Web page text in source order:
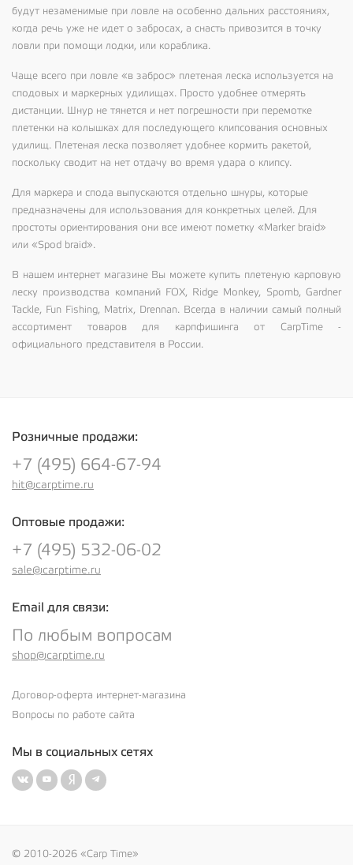
будут незаменимые при ловле на особенно дальних расстояниях,
когда речь уже не идет о забросах, а снасть привозится в точку
ловли при помощи лодки, или кораблика.
Чаще всего при ловле «в заброс» плетеная леска используется на
сподовых и маркерных удилищах. Просто удобнее отмерять
дистанции. Шнур не тянется и нет погрешности при перемотке
плетенки на колышках для последующего клипсования основных
удилищ. Плетеная леска позволяет удобнее кормить ракетой,
поскольку сводит на нет отдачу во время удара о клипсу.
Для маркера и спода выпускаются отдельно шнуры, которые
предназначены для использования для конкретных целей. Для
простоты ориентирования они все имеют пометку «Marker braid»
или «Spod braid».
В нашем интернет магазине Вы можете купить плетеную карповую
леску производства компаний FOX, Ridge Monkey, Spomb, Gardner
Tackle, Fun Fishing, Matrix, Drennan. Всегда в наличии самый полный
ассортимент товаров для карпфишинга от CarpTime -
официального представителя в России.
Розничные продажи:
+7 (495) 664-67-94
hit@carptime.ru
Оптовые продажи:
+7 (495) 532-06-02
sale@carptime.ru
Email для связи:
По любым вопросам
shop@carptime.ru
Договор-оферта интернет-магазина
Вопросы по работе сайта
Мы в социальных сетях
© 2010-2026 «Carp Time»